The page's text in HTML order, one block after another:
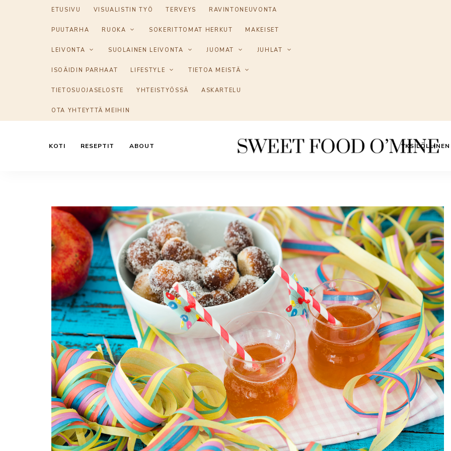
ETUSIVU VISUALISTIN TYÖ TERVEYS RAVINTONEUVONTA
PUUTARHA RUOKA SOKERITTOMAT HERKUT MAKEISET
LEIVONTA SUOLAINEN LEIVONTA JUOMAT JUHLAT
ISOÄIDIN PARHAAT LIFESTYLE TIETOA MEISTÄ
TIETOSUOJASELOSTE YHTEISTYÖSSÄ ASKARTELU
OTA YHTEYTTÄ MEIHIN
O
´Mine
KOTI RESEPTIT ABOUT